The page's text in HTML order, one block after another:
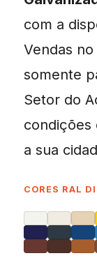
com a
Vendas
somente
Setor do
condições
a sua
CORES RAL